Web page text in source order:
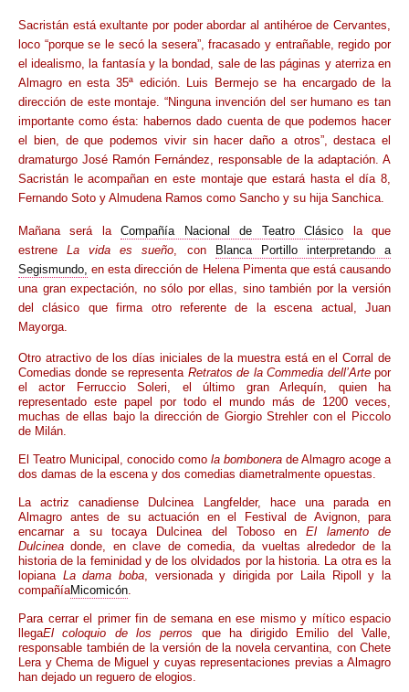
Sacristán está exultante por poder abordar al antihéroe de Cervantes,
loco “porque se le secó la sesera”, fracasado y entrañable, regido por
el idealismo, la fantasía y la bondad, sale de las páginas y aterriza en
Almagro en esta 35ª edición. Luis Bermejo se ha encargado de la
dirección de este montaje. “Ninguna invención del ser humano es tan
importante como ésta: habernos dado cuenta de que podemos hacer
el bien, de que podemos vivir sin hacer daño a otros”, destaca el
dramaturgo José Ramón Fernández, responsable de la adaptación. A
Sacristán le acompañan en este montaje que estará hasta el día 8,
Fernando Soto y Almudena Ramos como Sancho y su hija Sanchica.
Mañana será laCompañía Nacional de Teatro Clásico la que
estreneLa vida es sueño, con
Blanca Portillo interpretando a
Segismundo, en esta dirección de Helena Pimenta que está causando
una gran expectación, no sólo por ellas, sino también por la versión
del clásico que firma otro referente de la escena actual, Juan
Mayorga.
Otro atractivo de los días iniciales de la muestra está en el Corral de
Comedias donde se representa Retratos de la Commedia dell’Artepor
el actor Ferruccio Soleri, el último gran Arlequín, quien ha
representado este papel por todo el mundo más de 1200 veces,
muchas de ellas bajo la dirección de Giorgio Strehler con el Piccolo
de Milán.
El Teatro Municipal, conocido como la bombonera de Almagro acoge a
dos damas de la escena y dos comedias diametralmente opuestas.
La actriz canadiense Dulcinea Langfelder, hace una parada en
Almagro antes de su actuación en el Festival de Avignon, para
encarnar a su tocaya Dulcinea del Toboso enEl lamento de
Dulcinea donde, en clave de comedia, da vueltas alrededor de la
historia de la feminidad y de los olvidados por la historia. La otra es la
lopiana La dama boba, versionada y dirigida por Laila Ripoll y la
compañíaMicomicón.
Para cerrar el primer fin de semana en ese mismo y mítico espacio
llegaEl coloquio de los perros que ha dirigido Emilio del Valle,
responsable también de la versión de la novela cervantina, con Chete
Lera y Chema de Miguel y cuyas representaciones previas a Almagro
han dejado un reguero de elogios.